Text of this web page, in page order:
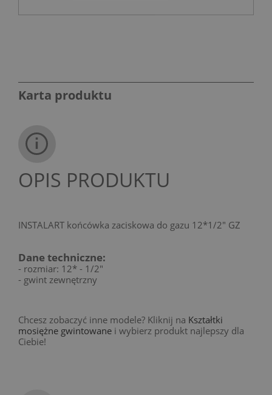
Karta produktu
OPIS PRODUKTU
INSTALART końcówka zaciskowa do gazu 12*1/2" GZ
Dane techniczne:
- rozmiar: 12* - 1/2"
- gwint zewnętrzny
Chcesz zobaczyć inne modele? Kliknij na Kształtki
mosiężne gwintowane i wybierz produkt najlepszy dla
Ciebie!